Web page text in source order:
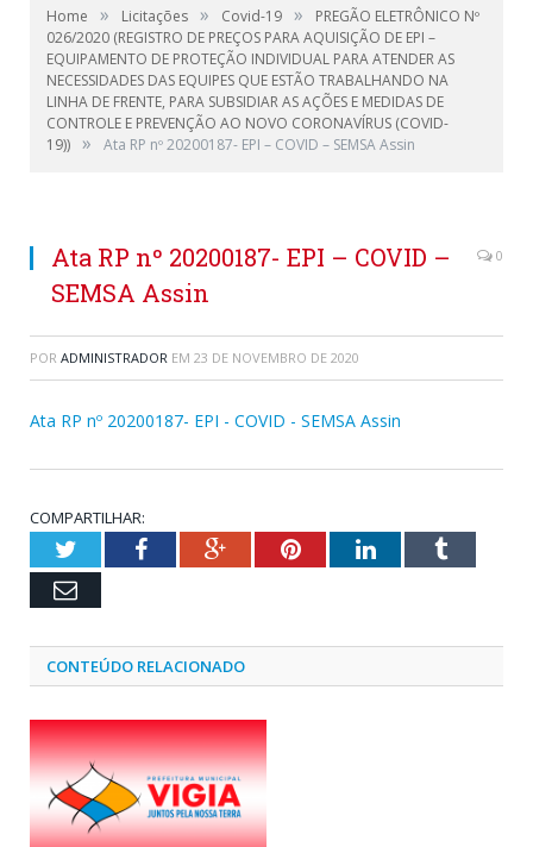
Home » Licitações » Covid-19 »
PREGÃO ELETRÔNICO Nº
026/2020 (REGISTRO DE PREÇOS PARA AQUISIÇÃO DE EPI –
EQUIPAMENTO DE PROTEÇÃO INDIVIDUAL PARA ATENDER AS
NECESSIDADES DAS EQUIPES QUE ESTÃO TRABALHANDO NA
LINHA DE FRENTE, PARA SUBSIDIAR AS AÇÕES E MEDIDAS DE
CONTROLE E PREVENÇÃO AO NOVO CORONAVÍRUS (COVID-
19)) » Ata RP nº 20200187- EPI – COVID – SEMSA Assin
Ata RP nº 20200187- EPI – COVID –
SEMSA Assin
0
POR ADMINISTRADOR EM 23 DE NOVEMBRO DE 2020
Ata RP nº 20200187- EPI - COVID - SEMSA Assin
COMPARTILHAR:
TwitterFacebookGoogle+PinterestLinkedInTumblr
Email
CONTEÚDO RELACIONADO